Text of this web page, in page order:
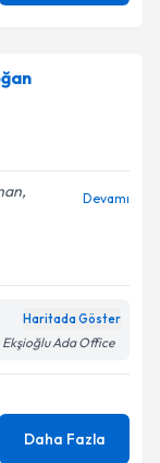
Devamı
Haritada Göster
Ekşioğlu Ada Office
Daha Fazla